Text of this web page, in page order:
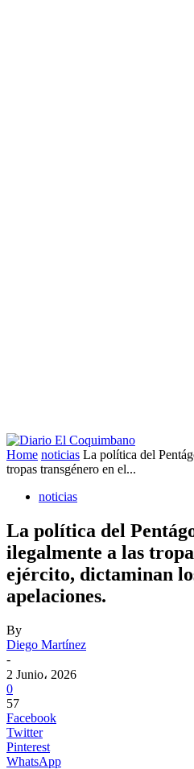
Home noticias La política del
tropas transgénero en el...
noticias
La política del
ilegalmente a las
ejército, dictaminan
apelaciones.
By
Diego Martínez
-
2 Junio، 2026
0
57
Facebook
Twitter
Pinterest
WhatsApp